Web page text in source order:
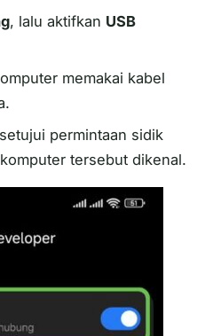
, lalu aktifkan USB
memakai kabel
permintaan sidik
tersebut dikenal.